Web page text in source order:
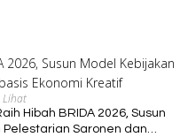
Lihat
Hibah BRIDA 2026, Susun
Pelestarian Saronen dan